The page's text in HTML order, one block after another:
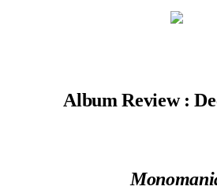
Album Review :